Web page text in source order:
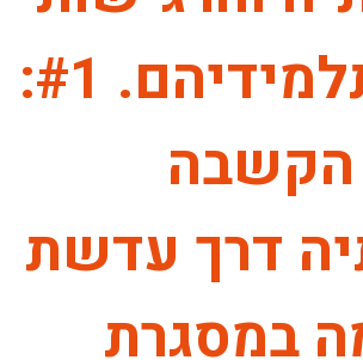
כלפי תלמידיהם. #1:
הקשבה
דרך עדשת
במסגרת